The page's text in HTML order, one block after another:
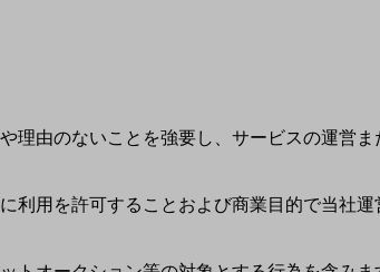
理由のないことを強要し、サービスの運営ま
利用を許可することおよび商業目的で当社運